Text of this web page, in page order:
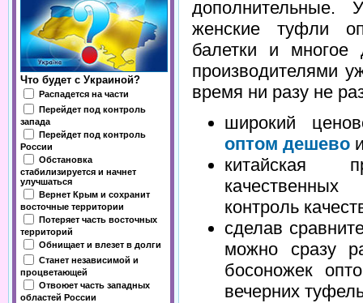
Что будет с Украиной?
Распадется на части
Перейдет под контроль
запада
Перейдет под контроль
России
Обстановка
стабилизируется и начнет
улучшаться
Вернет Крым и сохранит
восточные территории
Потеряет часть восточных
территорий
Обнищает и влезет в долги
Станет независимой и
процветающей
Отвоюет часть западных
областей России
женские туфли
балетки и многое
производителями
время ни разу не
широкий
оптом дешево
китайская
контроль
сделав
можно сразу
босоножек
вечерних